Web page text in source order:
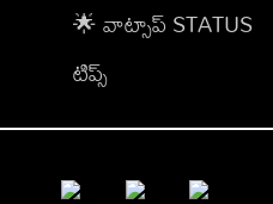
🌟 వాట్సాప్ STATUS
టిప్స్